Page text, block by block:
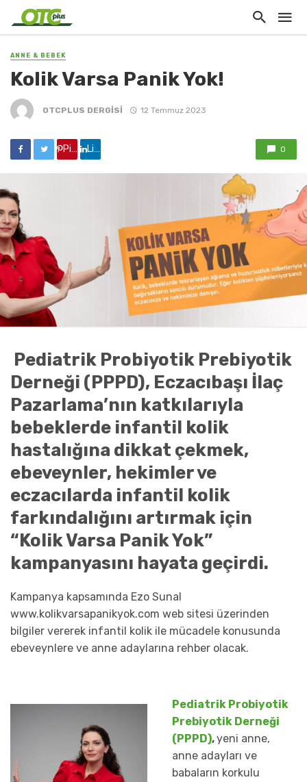
ANNE & BEBEK
Kolik Varsa Panik Yok!
OTCPLUS DERGİSİ 12 Temmuz 2023
Pinterest'de paylaş Linkedin'de paylaş 0
Pediatrik Probiyotik Prebiyotik
Derneği (PPPD), Eczacıbaşı İlaç
Pazarlama’nın katkılarıyla
bebeklerde infantil kolik
hastalığına dikkat çekmek,
ebeveynler, hekimler ve
eczacılarda infantil kolik
farkındalığını artırmak için
“Kolik Varsa Panik Yok”
kampanyasını hayata geçirdi.
Kampanya kapsamında Ezo Sunal
www.kolikvarsapanikyok.com web sitesi üzerinden
bilgiler vererek infantil kolik ile mücadele konusunda
ebeveynlere ve anne adaylarına rehber olacak.
Pediatrik Probiyotik
Prebiyotik Derneği
(PPPD),yeni anne,
anne adayları ve
babaların korkulu